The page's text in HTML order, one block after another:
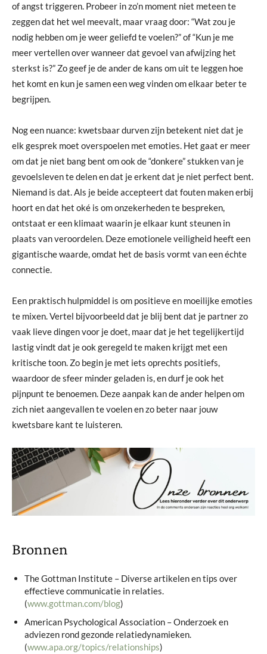
of angst triggeren. Probeer in zo’n moment niet meteen te
zeggen dat het wel meevalt, maar vraag door: “Wat zou je
nodig hebben om je weer geliefd te voelen?” of “Kun je me
meer vertellen over wanneer dat gevoel van afwijzing het
sterkst is?” Zo geef je de ander de kans om uit te leggen hoe
het komt en kun je samen een weg vinden om elkaar beter te
begrijpen.
Nog een nuance: kwetsbaar durven zijn betekent niet dat je
elk gesprek moet overspoelen met emoties. Het gaat er meer
om dat je niet bang bent om ook de “donkere” stukken van je
gevoelsleven te delen en dat je erkent dat je niet perfect bent.
Niemand is dat. Als je beide accepteert dat fouten maken erbij
hoort en dat het oké is om onzekerheden te bespreken,
ontstaat er een klimaat waarin je elkaar kunt steunen in
plaats van veroordelen. Deze emotionele veiligheid heeft een
gigantische waarde, omdat het de basis vormt van een échte
connectie.
Een praktisch hulpmiddel is om positieve en moeilijke emoties
te mixen. Vertel bijvoorbeeld dat je blij bent dat je partner zo
vaak lieve dingen voor je doet, maar dat je het tegelijkertijd
lastig vindt dat je ook geregeld te maken krijgt met een
kritische toon. Zo begin je met iets oprechts positiefs,
waardoor de sfeer minder geladen is, en durf je ook het
pijnpunt te benoemen. Deze aanpak kan de ander helpen om
zich niet aangevallen te voelen en zo beter naar jouw
kwetsbare kant te luisteren.
Bronnen
The Gottman Institute – Diverse artikelen en tips over
effectieve communicatie in relaties.
(www.gottman.com/blog)
American Psychological Association – Onderzoek en
adviezen rond gezonde relatiedynamieken.
(www.apa.org/topics/relationships)